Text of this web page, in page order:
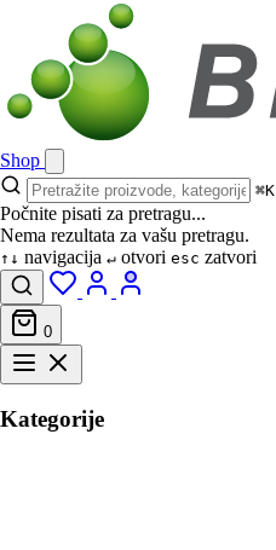
Shop
⌘K
Počnite pisati za pretragu...
Nema rezultata za vašu pretragu.
↑↓ navigacija ↵ otvori esc zatvori
0
Kategorije